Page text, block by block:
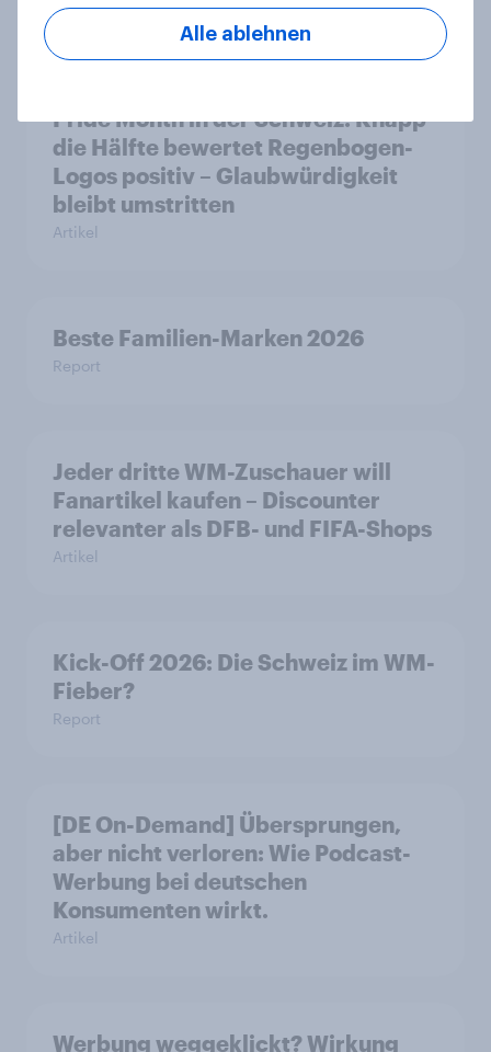
Artikel
Pride Month in der Schweiz: Knapp
die Hälfte bewertet Regenbogen-
Logos positiv – Glaubwürdigkeit
bleibt umstritten
Artikel
Beste Familien-Marken 2026
Report
Jeder dritte WM-Zuschauer will
Fanartikel kaufen – Discounter
relevanter als DFB- und FIFA-Shops
Artikel
Kick-Off 2026: Die Schweiz im WM-
Fieber?​
Report
[DE On-Demand] Übersprungen,
aber nicht verloren: Wie Podcast-
Werbung bei deutschen
Konsumenten wirkt.
Artikel
Werbung weggeklickt? Wirkung
Alle ablehnen